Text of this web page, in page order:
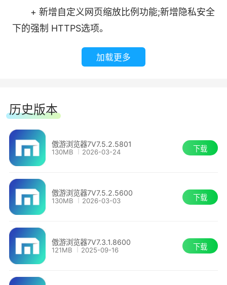
24.傲游AIchat：互动式AI对话，体验AI驱动的对
话
25.区块链 NBdomain：注册和管理您的.b和.bsv
常见问题
傲游的VPN会记录我的浏览活动吗？
+ 新增自定义网页缩放比例功能;新增隐私安全
下的强制 HTTPS选项。
速度，修复磁力链任务异常。
* 密码大师全新改版，优化交互逻辑，修复特
殊字符导入导出及数据与显示异常问题。
语速调节;优化分屏窗口逻辑。
- 修复内核升级后的滚动卡顿、鼠标操作延迟
及暗黑模式下颜色初始化异常。
- 修复 Google 账号无法保持登录、账号切换
失效及部分场景下密码保存提示逻辑错误。
加载更多
历史版本
傲游浏览器7V7.5.2.5801
130MB 2026-03-24 下载
傲游浏览器7V7.5.2.5600
130MB 2026-03-03 下载
傲游浏览器7V7.3.1.8600
121MB 2025-09-16 下载